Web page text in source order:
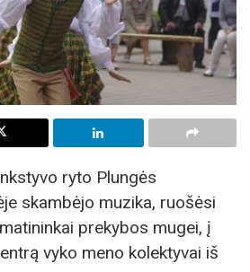
ryto Plungės
skambėjo muzika, ruošėsi
prekybos mugei, į
vyko meno kolektyvai iš